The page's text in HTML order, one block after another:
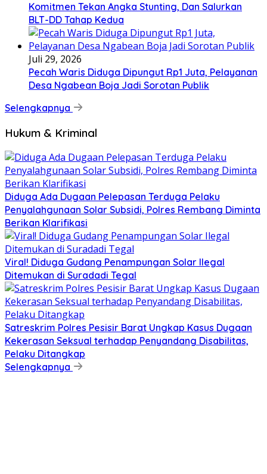
Komitmen Tekan Angka Stunting, Dan Salurkan
BLT-DD Tahap Kedua
Juli 29, 2026
Pecah Waris Diduga Dipungut Rp1 Juta, Pelayanan
Desa Ngabean Boja Jadi Sorotan Publik
Selengkapnya
Hukum & Kriminal
Diduga Ada Dugaan Pelepasan Terduga Pelaku
Penyalahgunaan Solar Subsidi, Polres Rembang Diminta
Berikan Klarifikasi
Viral! Diduga Gudang Penampungan Solar Ilegal
Ditemukan di Suradadi Tegal
Satreskrim Polres Pesisir Barat Ungkap Kasus Dugaan
Kekerasan Seksual terhadap Penyandang Disabilitas,
Pelaku Ditangkap
Selengkapnya